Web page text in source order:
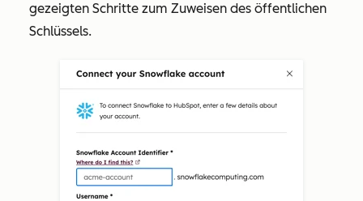
gezeigten Schritte zum Zuweisen des öffentlichen
Schlüssels.